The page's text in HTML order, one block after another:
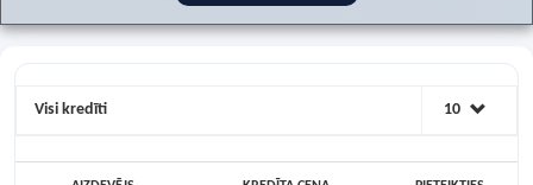
Visi kredīti 10